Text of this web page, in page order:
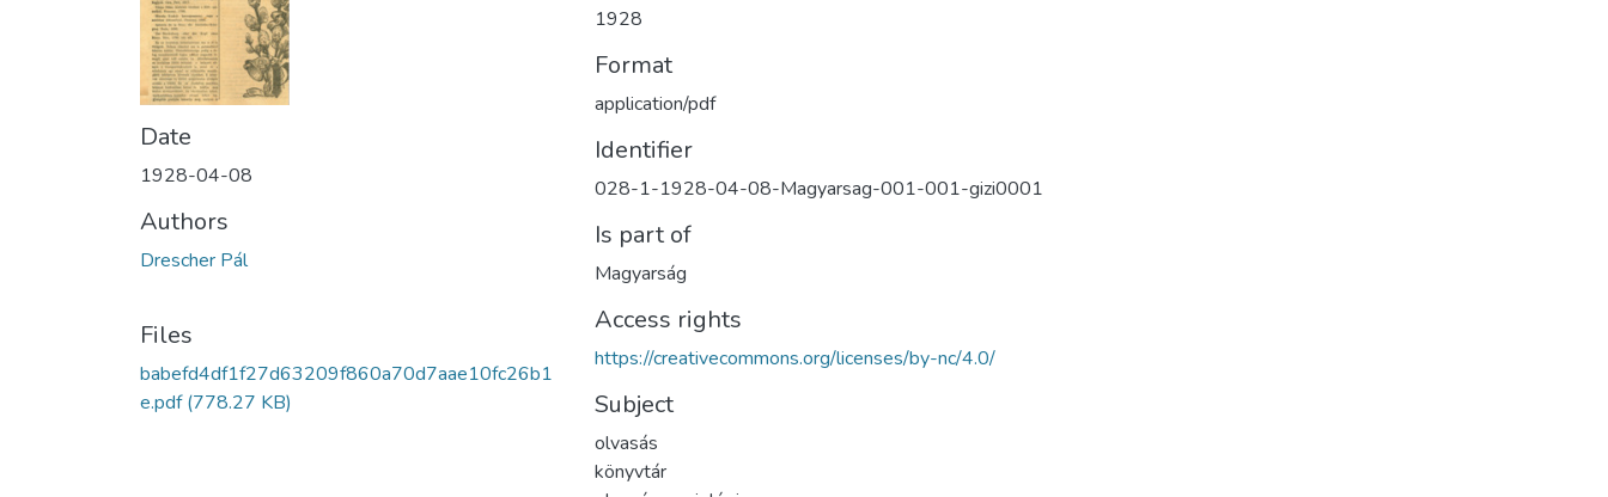
Date
1928-04-08
Authors
Drescher Pál
Files
babefd4df1f27d63209f860a70d7aae10fc26b1
e.pdf(778.27 KB)
1928
Format
application/pdf
Identifier
028-1-1928-04-08-Magyarsag-001-001-gizi0001
Is part of
Magyarság
Access rights
https://creativecommons.org/licenses/by-nc/4.0/
Subject
olvasás
könyvtár